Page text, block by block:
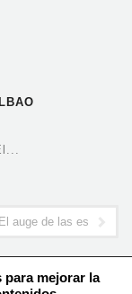
El auge de las escaleras
para mejorar la